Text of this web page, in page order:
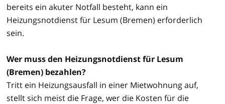
bereits ein akuter Notfall besteht, kann ein
Heizungsnotdienst für Lesum (Bremen) erforderlich
sein.
Wer muss den Heizungsnotdienst für Lesum
(Bremen) bezahlen?
Tritt ein Heizungsausfall in einer Mietwohnung auf,
stellt sich meist die Frage, wer die Kosten für die